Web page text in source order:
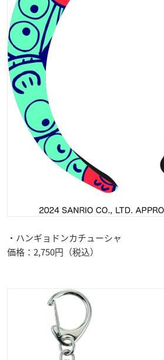
・ハンギョドンカチューシャ
価格：2,750円（税込）